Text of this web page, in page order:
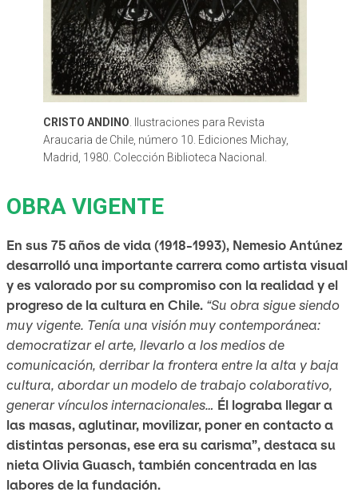
CRISTO ANDINO . Ilustraciones para Revista
Araucaria de Chile, número 10. Ediciones Michay,
Madrid, 1980. Colección Biblioteca Nacional.
OBRA VIGENTE
En sus 75 años de vida (1918-1993), Nemesio Antúnez
desarrolló una importante carrera como artista visual
y es valorado por su compromiso con la realidad y el
progreso de la cultura en Chile. “Su obra sigue siendo
muy vigente. Tenía una visión muy contemporánea:
democratizar el arte, llevarlo a los medios de
comunicación, derribar la frontera entre la alta y baja
cultura, abordar un modelo de trabajo colaborativo,
generar vínculos internacionales… Él lograba llegar a
las masas, aglutinar, movilizar, poner en contacto a
distintas personas, ese era su carisma”, destaca su
nieta Olivia Guasch, también concentrada en las
labores de la fundación.